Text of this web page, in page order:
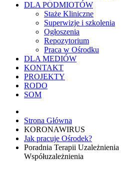
DLA PODMIOTÓW
Staże Kliniczne
Superwizje i szkolenia
Ogłoszenia
Repozytorium
Praca w Ośrodku
DLA MEDIÓW
KONTAKT
PROJEKTY
RODO
SOM
Strona Główna
KORONAWIRUS
Jak pracuje Ośrodek?
Poradnia Terapii
Współuzależnienia